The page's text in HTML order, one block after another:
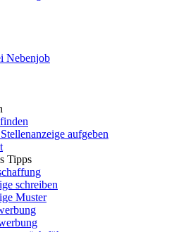
Nebenjob
aufgeben
Tipps
schreiben
Muster